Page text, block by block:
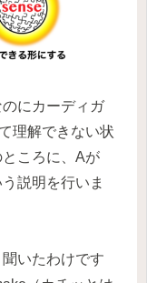
にカーディガ
理解できない状
ところに、Aが
説明を行いま
いたわけです